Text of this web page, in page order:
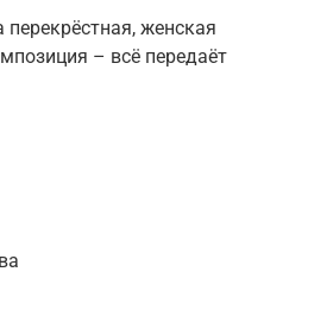
женская
– всё передаёт